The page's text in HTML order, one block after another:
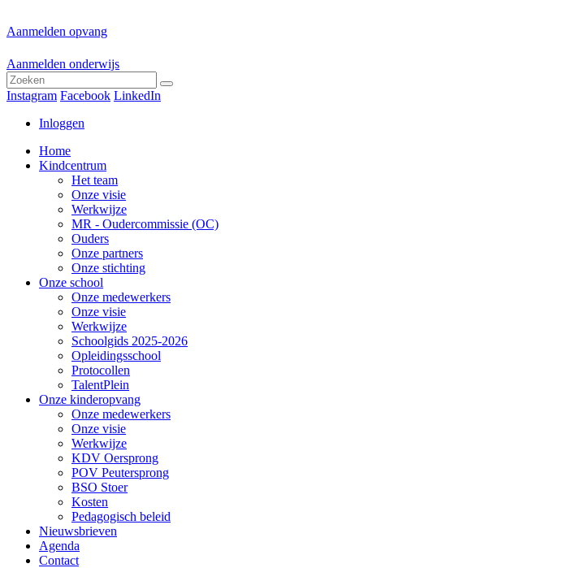
Aanmelden opvang
Aanmelden onderwijs
Instagram Facebook LinkedIn
Inloggen
Home
Kindcentrum
Het team
Onze visie
Werkwijze
MR - Oudercommissie (OC)
Ouders
Onze partners
Onze stichting
Onze school
Onze medewerkers
Onze visie
Werkwijze
Schoolgids 2025-2026
Opleidingsschool
Protocollen
TalentPlein
Onze kinderopvang
Onze medewerkers
Onze visie
Werkwijze
KDV Oersprong
POV Peutersprong
BSO Stoer
Kosten
Pedagogisch beleid
Nieuwsbrieven
Agenda
Contact